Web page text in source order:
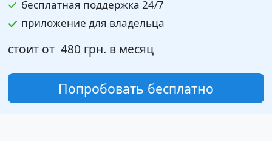
бесплатная поддержка 24/7
приложение для владельца
стоит от 480 грн. в месяц
Попробовать бесплатно